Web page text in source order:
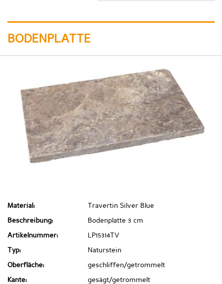
BODENPLATTE
Material: Travertin Silver Blue
Beschreibung: Bodenplatte 3 cm
Artikelnummer: LP15314TV
Typ: Naturstein
Oberfläche: geschliffen/getrommelt
Kante: gesägt/getrommelt